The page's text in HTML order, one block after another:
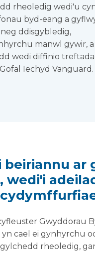
rheoledig wedi'u
byd-eang a
ddisgybledig,
manwl gywir, a
wedi diffinio
Iechyd Vanguard.
beiriannu ar
wedi'i
Gwyddorau
cael ei gynhyrchu
rheoledig,